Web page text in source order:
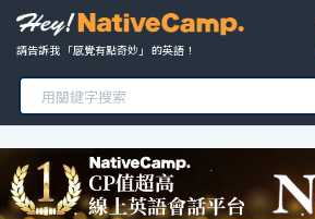
請告訴我 「感覺有點奇妙」 的英語！